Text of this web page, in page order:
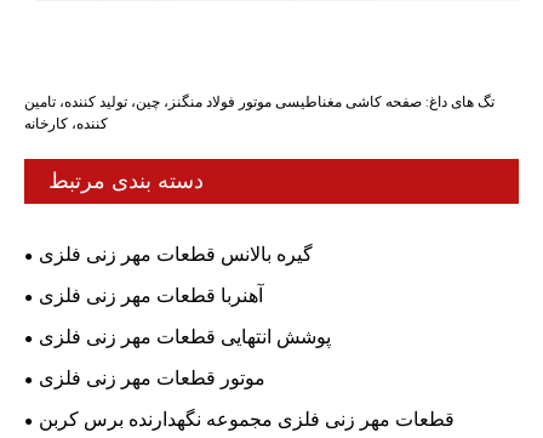
تگ های داغ: صفحه کاشی مغناطیسی موتور فولاد منگنز، چین، تولید کننده، تامین
کننده، کارخانه
دسته بندی مرتبط
گیره بالانس قطعات مهر زنی فلزی
آهنربا قطعات مهر زنی فلزی
پوشش انتهایی قطعات مهر زنی فلزی
موتور قطعات مهر زنی فلزی
قطعات مهر زنی فلزی مجموعه نگهدارنده برس کربن